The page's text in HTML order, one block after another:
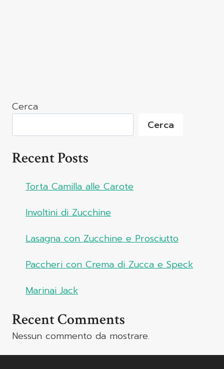
Cerca
Cerca
Recent Posts
Torta Camilla alle Carote
Involtini di Zucchine
Lasagna con Zucchine e Prosciutto
Paccheri con Crema di Zucca e Speck
Marinai Jack
Recent Comments
Nessun commento da mostrare.